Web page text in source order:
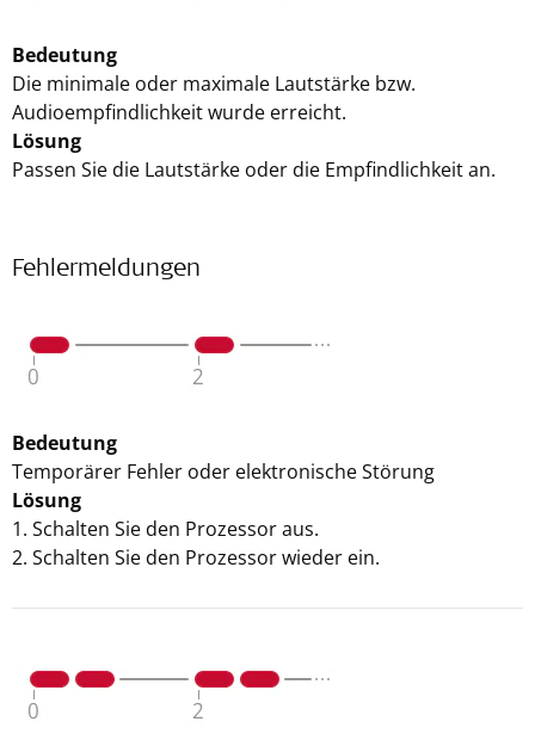
Bedeutung
Die minimale oder maximale Lautstärke bzw.
Audioempfindlichkeit wurde erreicht.
Lösung
Passen Sie die Lautstärke oder die Empfindlichkeit an.
Fehlermeldungen
Bedeutung
Temporärer Fehler oder elektronische Störung
Lösung
1. Schalten Sie den Prozessor aus.
2. Schalten Sie den Prozessor wieder ein.